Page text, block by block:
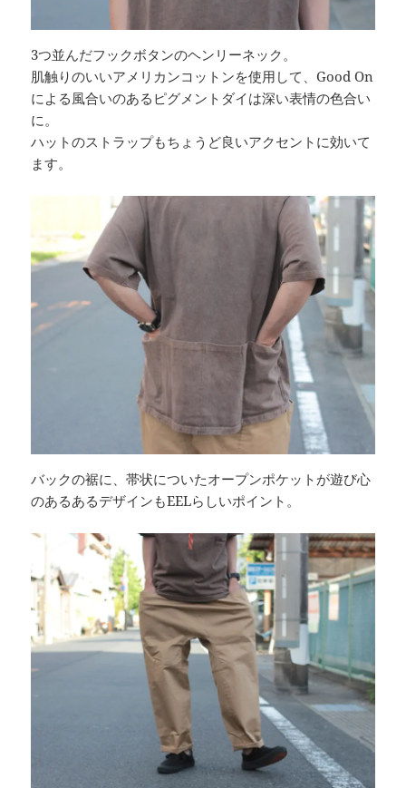
3つ並んだフックボタンのヘンリーネック。
肌触りのいいアメリカンコットンを使用して、Good On
による風合いのあるピグメントダイは深い表情の色合い
に。
ハットのストラップもちょうど良いアクセントに効いて
ます。
バックの裾に、帯状についたオープンポケットが遊び心
のあるあるデザインもEELらしいポイント。